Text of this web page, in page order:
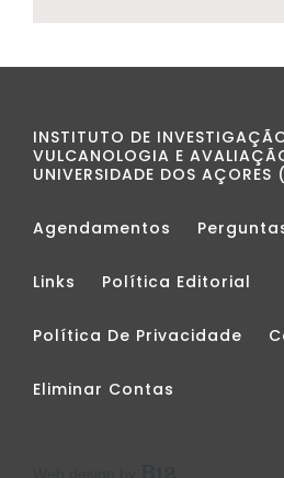
INSTITUTO DE
VULCANOLOGIA E
UNIVERSIDADE DOS AÇORES
Agendamentos
Links Política Editorial
Política De Privacidade
Eliminar Contas